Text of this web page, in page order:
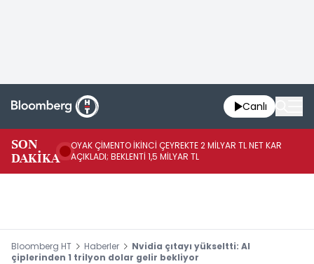
Canlı
SON
DAKİKA
OYAK ÇİMENTO İKİNCİ ÇEYREKTE 2 MİLYAR TL NET KAR
AÇIKLADI; BEKLENTİ 1,5 MİLYAR TL
Bloomberg HT Haberler
Nvidia çıtayı yükseltti: AI
çiplerinden 1 trilyon dolar gelir bekliyor